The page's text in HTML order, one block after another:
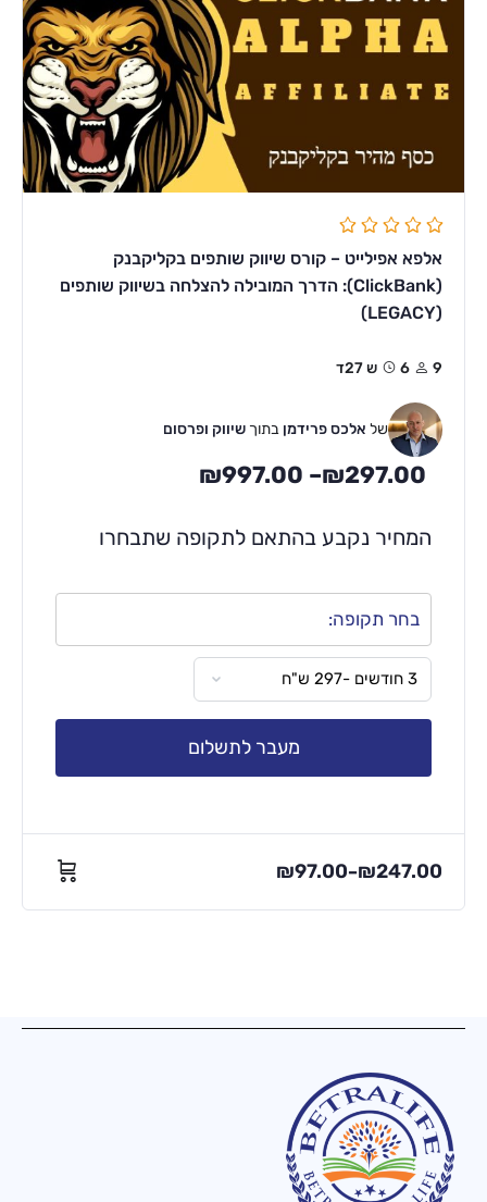
אלפא אפילייט – קורס שיווק שותפים בקליקבנק
(ClickBank): הדרך המובילה להצלחה בשיווק שותפים
(LEGACY)
9 6ש 27ד
של אלכס פרידמן בתוך שיווק ופרסום
₪297.00
–
₪997.00
המחיר נקבע בהתאם לתקופה שתבחרו
בחר תקופה:
מעבר לתשלום
₪97.00–₪247.00